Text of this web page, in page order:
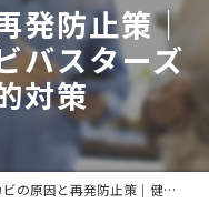
発防止策｜
バスターズ
対策
再発防止策｜健康被害を防ぐカビバスターズ福岡の専門的対策